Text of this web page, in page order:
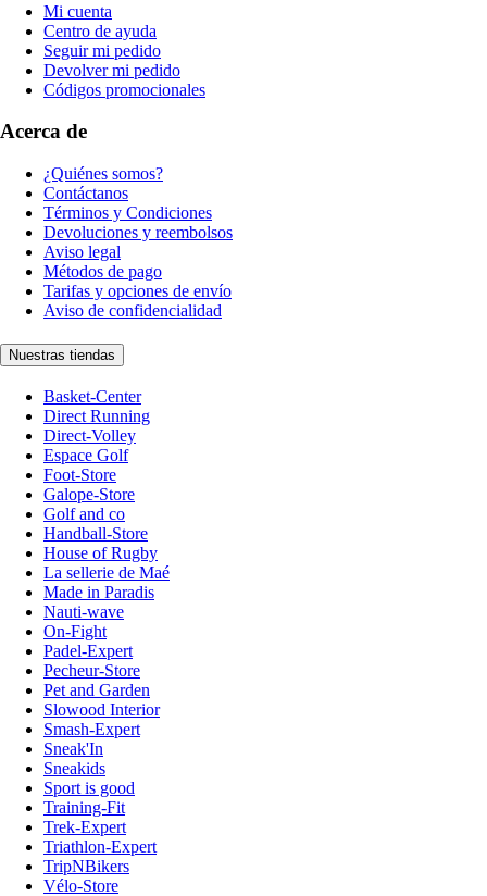
Mi cuenta
Centro de ayuda
Seguir mi pedido
Devolver mi pedido
Códigos promocionales
Acerca de
¿Quiénes somos?
Contáctanos
Términos y Condiciones
Devoluciones y reembolsos
Aviso legal
Métodos de pago
Tarifas y opciones de envío
Aviso de confidencialidad
Nuestras tiendas
Basket-Center
Direct Running
Direct-Volley
Espace Golf
Foot-Store
Galope-Store
Golf and co
Handball-Store
House of Rugby
La sellerie de Maé
Made in Paradis
Nauti-wave
On-Fight
Padel-Expert
Pecheur-Store
Pet and Garden
Slowood Interior
Smash-Expert
Sneak'In
Sneakids
Sport is good
Training-Fit
Trek-Expert
Triathlon-Expert
TripNBikers
Vélo-Store